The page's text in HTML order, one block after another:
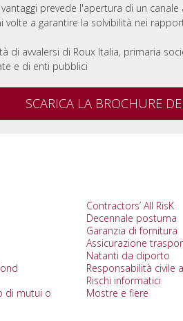
prevede l'apertura di un
volte a garantire la solvibilità nei
di avvalersi di Roux Italia, primaria
e di enti pubblici
SCARICA LA BROCHURE
di mutui o
Contractors’ All RisK
Decennale postuma
Garanzia di fornitura
Assicurazione
Natanti da diporto
Responsabilità civile
Rischi informatici
Mostre e fiere